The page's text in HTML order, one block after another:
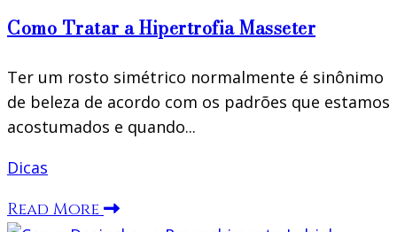
Como Tratar a Hipertrofia Masseter
Ter um rosto simétrico normalmente é sinônimo
de beleza de acordo com os padrões que estamos
acostumados e quando...
Dicas
Read More